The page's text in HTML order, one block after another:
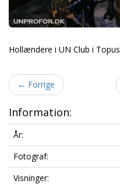
Hollændere i UN Club i
← Forrige
Information:
År:
Fotograf:
Visninger: